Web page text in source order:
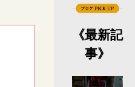
《最新記
事》